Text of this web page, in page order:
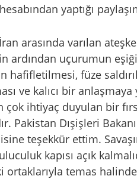
yaptığı
arasında varılan
ardından uçurumun
hafifletilmesi, füze
ve kalıcı bir
çok ihtiyaç duyulan bir
Pakistan Dışişleri
teşekkür ettim.
kapısı açık
ortaklarıyla temas